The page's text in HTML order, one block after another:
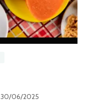
30/06/2025